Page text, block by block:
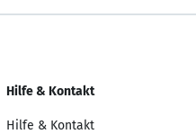
Hilfe & Kontakt
Hilfe & Kontakt